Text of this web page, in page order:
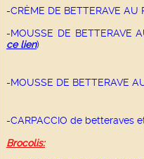
-CRÈME DE BETTERAVE AU
-MOUSSE DE BETTERAVE
ce lien)
-MOUSSE DE BETTERAVE
-CARPACCIO de betteraves
Brocolis: